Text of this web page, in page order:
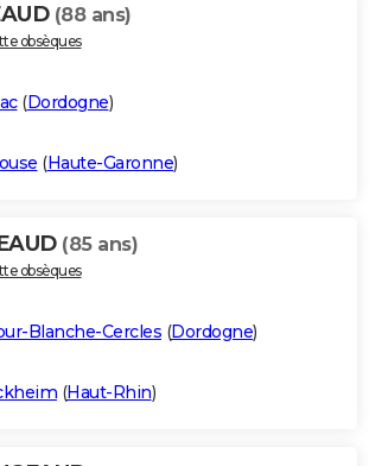
(88 ans)
obsèques
(Dordogne)
(Haute-Garonne)
(85 ans)
obsèques
Blanche-Cercles (Dordogne)
(Haut-Rhin)